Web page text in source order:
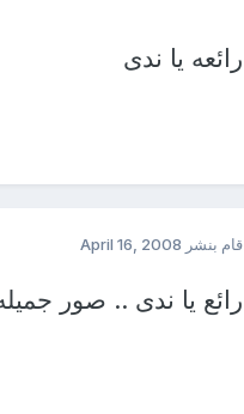
رائعه يا ندى
قام بنشر April 16, 2008
رائع يا ندى .. صور